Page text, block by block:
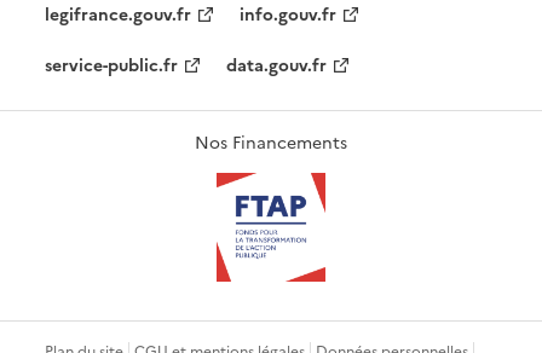
legifrance.gouv.fr
info.gouv.fr
service-public.fr
data.gouv.fr
Nos Financements